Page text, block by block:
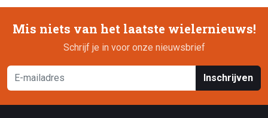
Mis niets van het laatste wielernieuws!
Schrijf je in voor onze nieuwsbrief
Inschrijven